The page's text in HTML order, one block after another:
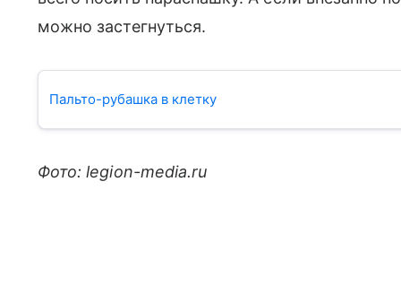
можно застегнуться.
Пальто-рубашка в клетку
Фото: legion-media.ru